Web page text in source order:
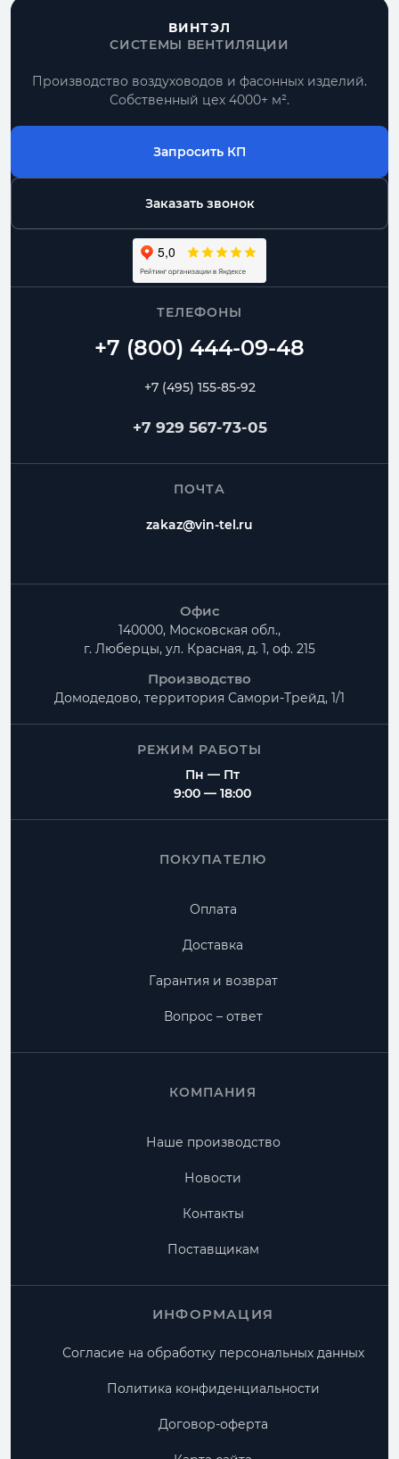
ВИНТЭЛ
СИСТЕМЫ ВЕНТИЛЯЦИИ
Производство воздуховодов и фасонных изделий.
Собственный цех 4000+ м².
Запросить КП
Заказать звонок
ТЕЛЕФОНЫ
+7 (495) 155-85-92
+7 929 567-73-05
ПОЧТА
zakaz@vin-tel.ru
Офис
140000, Московская обл.,
г. Люберцы, ул. Красная, д. 1, оф. 215
Производство
Домодедово, территория Самори-Трейд, 1/1
РЕЖИМ РАБОТЫ
Пн — Пт
9:00 — 18:00
ПОКУПАТЕЛЮ
Оплата
Доставка
Гарантия и возврат
Вопрос – ответ
КОМПАНИЯ
Наше производство
Новости
Контакты
Поставщикам
ИНФОРМАЦИЯ
Согласие на обработку персональных данных
Политика конфиденциальности
Договор-оферта